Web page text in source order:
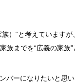
）“と考えています
族までを“広義の家
バーになりたいと思い